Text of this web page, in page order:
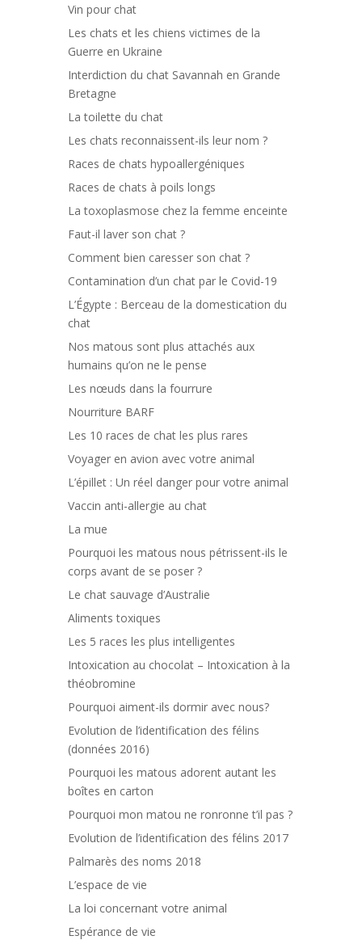
Vin pour chat
Les chats et les chiens victimes de la
Guerre en Ukraine
Interdiction du chat Savannah en Grande
Bretagne
La toilette du chat
Les chats reconnaissent-ils leur nom ?
Races de chats hypoallergéniques
Races de chats à poils longs
La toxoplasmose chez la femme enceinte
Faut-il laver son chat ?
Comment bien caresser son chat ?
Contamination d’un chat par le Covid-19
L’Égypte : Berceau de la domestication du
chat
Nos matous sont plus attachés aux
humains qu’on ne le pense
Les nœuds dans la fourrure
Nourriture BARF
Les 10 races de chat les plus rares
Voyager en avion avec votre animal
L’épillet : Un réel danger pour votre animal
Vaccin anti-allergie au chat
La mue
Pourquoi les matous nous pétrissent-ils le
corps avant de se poser ?
Le chat sauvage d’Australie
Aliments toxiques
Les 5 races les plus intelligentes
Intoxication au chocolat – Intoxication à la
théobromine
Pourquoi aiment-ils dormir avec nous?
Evolution de l’identification des félins
(données 2016)
Pourquoi les matous adorent autant les
boîtes en carton
Pourquoi mon matou ne ronronne t’il pas ?
Evolution de l’identification des félins 2017
Palmarès des noms 2018
L’espace de vie
La loi concernant votre animal
Espérance de vie